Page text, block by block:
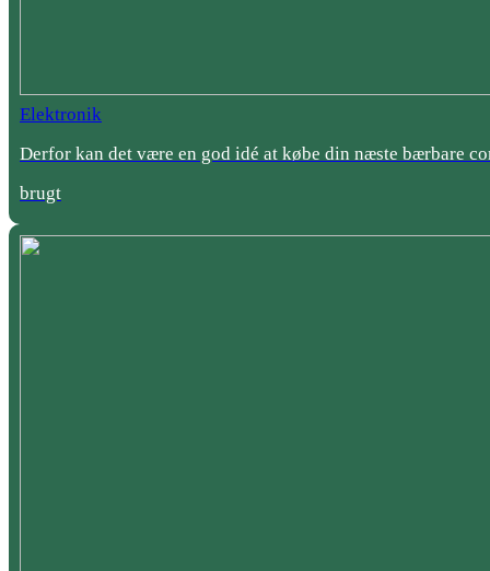
Elektronik
Derfor kan det være en god idé at købe din næste bærbare
brugt